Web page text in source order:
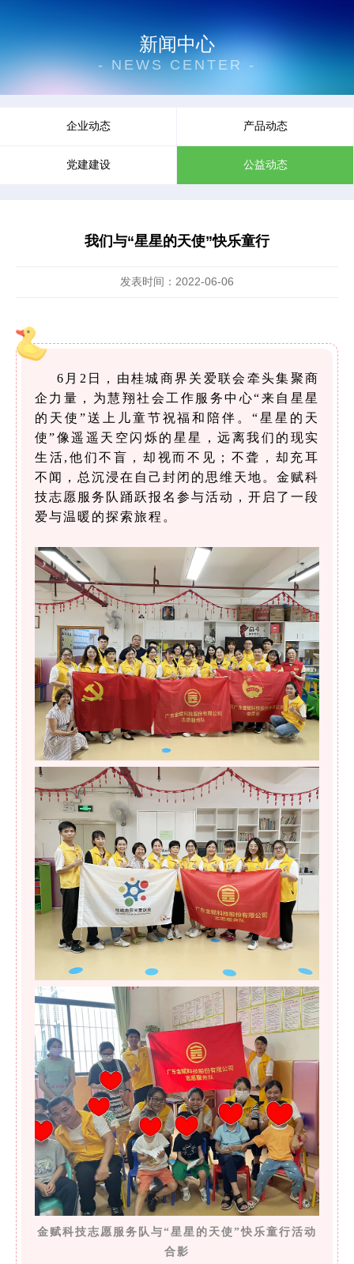
新闻中心
- NEWS CENTER -
企业动态 产品动态
党建建设 公益动态
我们与“星星的天使”快乐童行
发表时间：2022-06-06
6月2日 ，由桂城商界 关爱联会牵头集聚商
企力量，为慧翔社会工作服务中心“来自星星
的天使”送上儿童节祝福和陪伴。“星星的天
使”像遥遥天空闪烁的星星，远离我们的现实
生活,他们不盲，却视而不见；不聋，却充耳
不闻，总沉浸在自己封闭的思维天地。金赋科
技志愿服务队踊跃报名参与活动，开启了一段
爱与温暖的探索旅程。
金赋科技志愿服务队与“星星的天使”快乐童行活动
合影